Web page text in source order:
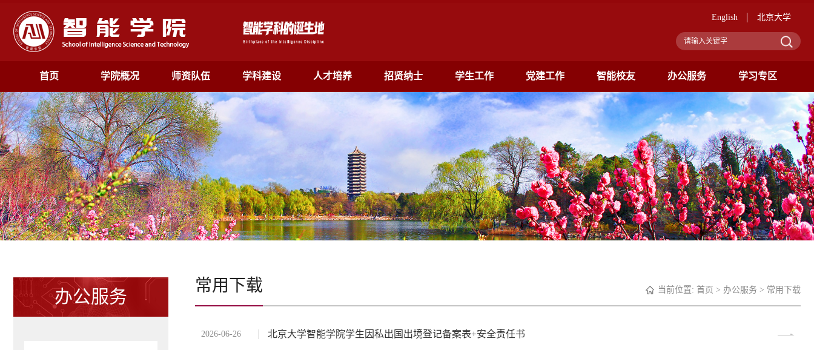
English 北京大学
首页 学院概况 师资队伍 学科建设 人才培养 招贤纳士 学生工作 党建工作 智能校友 办公服务 学习专区
办公服务 当前位置: 首页 > 办公服务 > 常用下载
常用下载
2026-06-26 北京大学智能学院学生因私出国出境登记备案表+安全责任书